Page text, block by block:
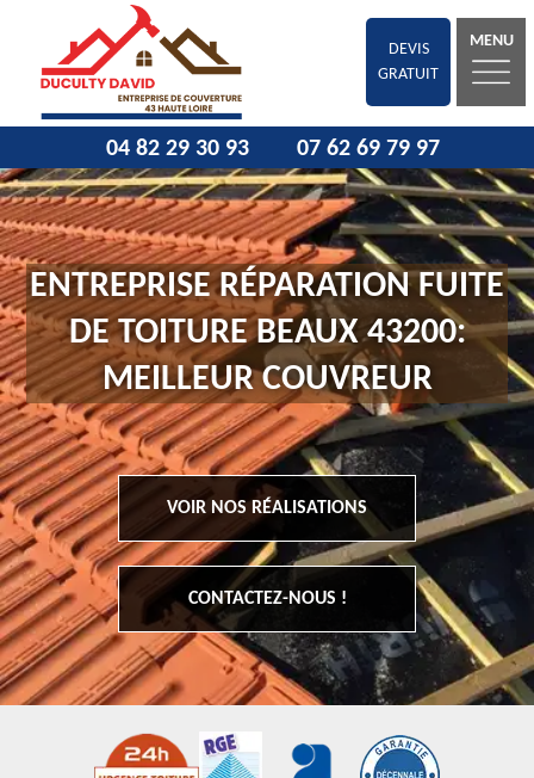
DEVIS
GRATUIT
MENU
04 82 29 30 93 07 62 69 79 97
ENTREPRISE RÉPARATION FUITE
DE TOITURE BEAUX 43200:
MEILLEUR COUVREUR
VOIR NOS RÉALISATIONS
CONTACTEZ-NOUS !